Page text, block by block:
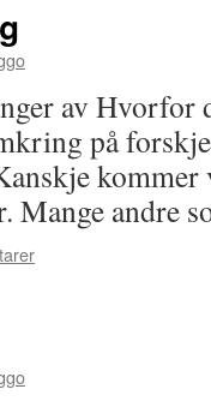
av Hvorfor
på
Mange andre